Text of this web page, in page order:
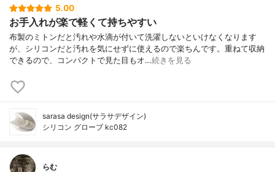
5.00
お手入れが楽で軽くて持ちやすい
布製のミトンだと汚れや水滴が付いて洗濯しないといけなくなります
が、シリコンだと汚れを気にせずに使えるので楽ちんです。重ねて収納
できるので、コンパクトで見た目もオ…続きを見る
sarasa design(サラサデザイン)
シリコン グローブ kc082
らむ